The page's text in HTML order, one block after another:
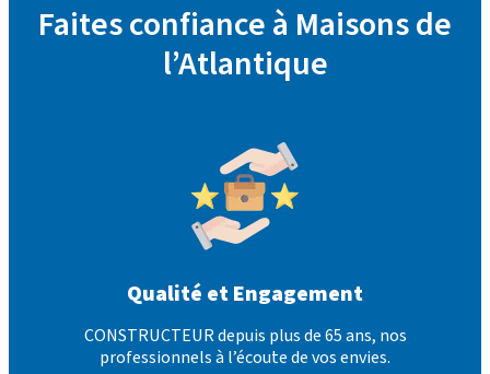
Faites confiance à Maisons de
l’Atlantique
Qualité et Engagement
CONSTRUCTEUR depuis plus de 65 ans, nos
professionnels à l’écoute de vos envies.